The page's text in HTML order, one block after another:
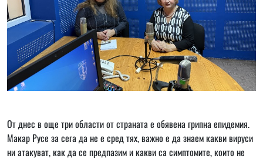
От днес в още три области от страната е обявена грипна епидемия.
Макар Русе за сега да не е сред тях, важно е да знаем какви вируси
ни атакуват, как да се предпазим и какви са симптомите, които не